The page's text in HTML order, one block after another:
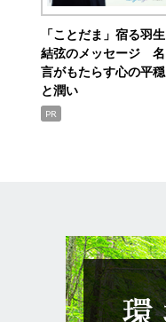
「ことだま」宿る羽生
結弦のメッセージ 名
言がもたらす心の平穏
と潤い
PR